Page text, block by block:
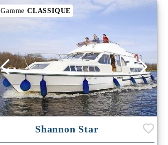
GammeCLASSIQUE
Shannon Star